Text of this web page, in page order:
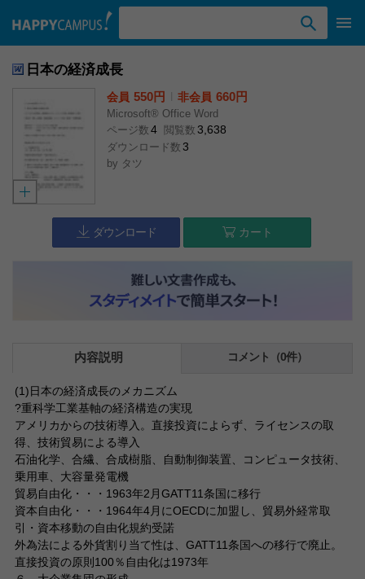
日本の経済成長
会員 550円 非会員 660円
Microsoft® Office Word
ページ数 4 閲覧数 3,638
ダウンロード数 3
by タツ
ダウンロード カート
内容説明 コメント（0件）
(1)日本の経済成長のメカニズム
?重科学工業基軸の経済構造の実現
アメリカからの技術導入。直接投資によらず、ライセンスの取
得、技術貿易による導入
石油化学、合繊、合成樹脂、自動制御装置、コンピュータ技術、
乗用車、大容量発電機
貿易自由化・・・1963年2月GATT11条国に移行
資本自由化・・・1964年4月にOECDに加盟し、貿易外経常取
引・資本移動の自由化規約受諾
外為法による外貨割り当て性は、GATT11条国への移行で廃止。
直接投資の原則100％自由化は1973年